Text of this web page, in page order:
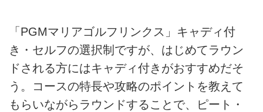
「PGMマリアゴルフリンクス」キャディ付
き・セルフの選択制ですが、はじめてラウン
ドされる方にはキャディ付きがおすすめだそ
う。コースの特長や攻略のポイントを教えて
もらいながらラウンドすることで、ピート・